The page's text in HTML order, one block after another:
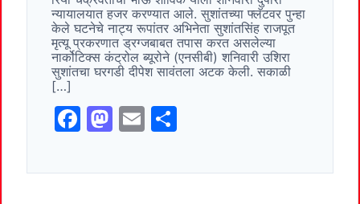
न्यायालयात हजर करण्यात आले. सुशांतच्या फ्लॅटवर पुन्हा
केले घटनेचे नाट्य रूपांतर अभिनेता सुशांतसिंह राजपूत
मृत्यू प्रकरणात ड्रग्जबाबत तपास करत असलेल्या
नार्कोटिक्स कंट्रोल ब्यूरोने (एनसीबी) शनिवारी उशिरा
सुशांतचा घरगडी दीपेश सावंतला अटक केली. सकाळी
[…]
F
c
M
st
E
ai ar
b
o
o
k
d
o
n